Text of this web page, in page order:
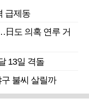
급제동
日도 의혹 연루 거
13일 격돌
불씨 살릴까